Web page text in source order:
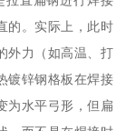
的。实际上，此时
外力（如高温、打
镀锌钢格板在焊接
为水平弓形，但扁